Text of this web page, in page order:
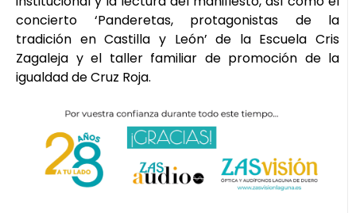
concierto ‘Panderetas, protagonistas de la
tradición en Castilla y León’ de la Escuela Cris
Zagaleja y el taller familiar de promoción de la
igualdad de Cruz Roja.